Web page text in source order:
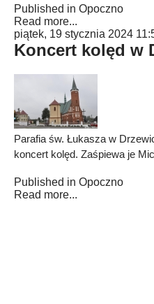
Published in Opoczno
Read more...
piątek, 19 stycznia 2024
Koncert kolęd w
Parafia św. Łukasza w
koncert kolęd. Zaśpiewa je
Published in Opoczno
Read more...